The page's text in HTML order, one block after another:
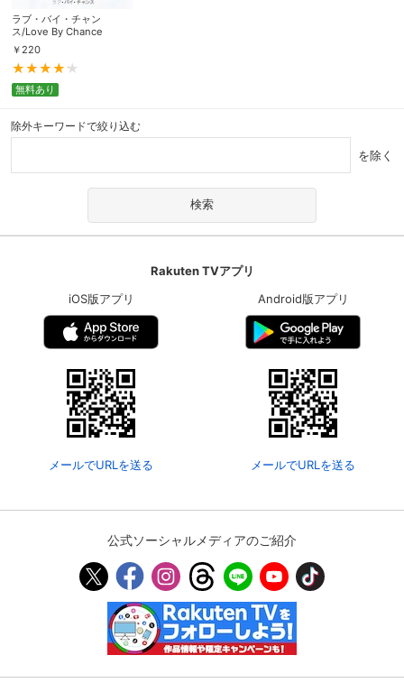
ラブ・バイ・チャン
ス/Love By Chance
￥ 220
無料あり
除外キーワードで絞り込む
を除く
Rakuten TVアプリ
iOS版アプリ
メールでURLを送る
Android版アプリ
メールでURLを送る
公式ソーシャルメディアのご紹介